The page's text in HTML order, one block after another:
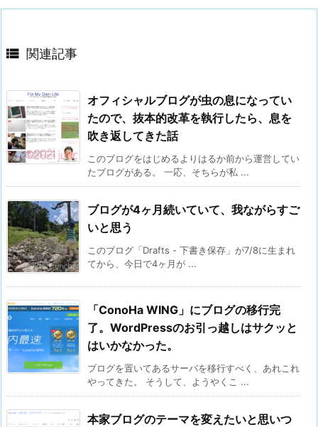
 関連記事
オフィシャルブログが虫の息になってい
たので、抜本的改革を執行したら、息を
吹き返してきた話
このブログをはじめるよりはるか前から運営してい
たブログがある。 一応、そちらが私 ...
ブログが4ヶ月続いていて、我ながらすご
いと思う
このブログ「Drafts - 下書き保存」が7/8に生まれ
てから、今日で4ヶ月が ...
「ConoHa WING」にブログの移行完
了。WordPressのお引っ越しはサクッと
はいかなかった。
ブログを置いてあるサーバを移行すべく、あれこれ
やってきた。 そうして、ようやくこ ...
本家ブログのテーマを変えたいと思いつ